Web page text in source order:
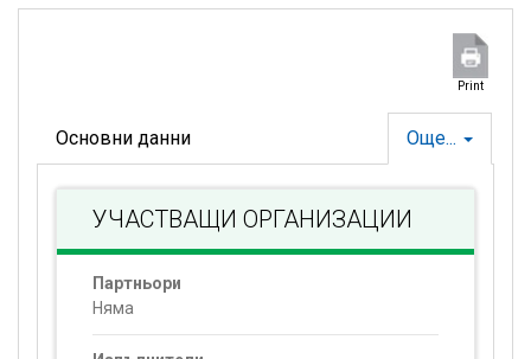
Print
Още...
Основни данни
УЧАСТВАЩИ ОРГАНИЗАЦИИ
Партньори
Няма